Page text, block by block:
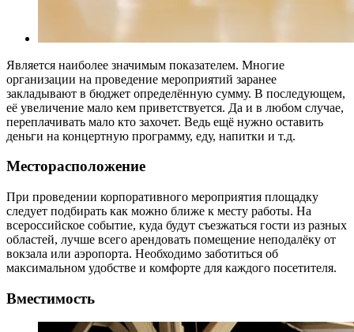
Является наиболее значимым показателем. Многие
организации на проведение мероприятий заранее
закладывают в бюджет определённую сумму. В последующем,
её увеличение мало кем приветствуется. Да и в любом случае,
переплачивать мало кто захочет. Ведь ещё нужно оставить
деньги на концертную программу, еду, напитки и т.д.
Месторасположение
При проведении корпоративного мероприятия площадку
следует подбирать как можно ближе к месту работы. На
всероссийское событие, куда будут съезжаться гости из разных
областей, лучше всего арендовать помещение неподалёку от
вокзала или аэропорта. Необходимо заботиться об
максимальном удобстве и комфорте для каждого посетителя.
Вместимость